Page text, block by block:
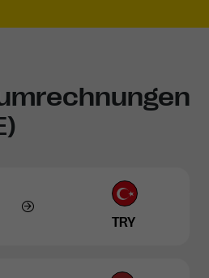
TRY